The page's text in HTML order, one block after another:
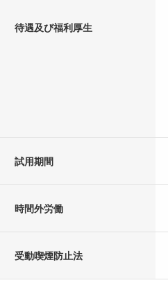
待遇及び福利厚生
試用期間
時間外労働
受動喫煙防止法